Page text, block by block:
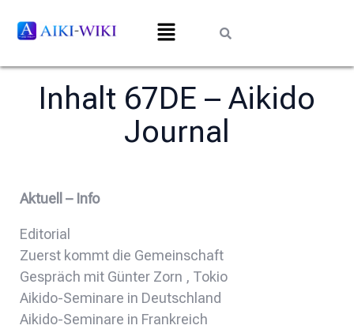
Inhalt 67DE – Aikido
Journal
Aktuell – Info
Editorial
Zuerst kommt die Gemeinschaft
Gespräch mit Günter Zorn , Tokio
Aikido-Seminare in Deutschland
Aikido-Seminare in Frankreich